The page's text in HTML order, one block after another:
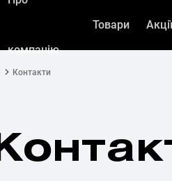
компанію
Товари
Контакти